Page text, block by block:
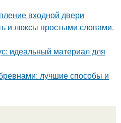
входной двери
и люксы простыми словами.
идеальный материал для
лучшие способы и